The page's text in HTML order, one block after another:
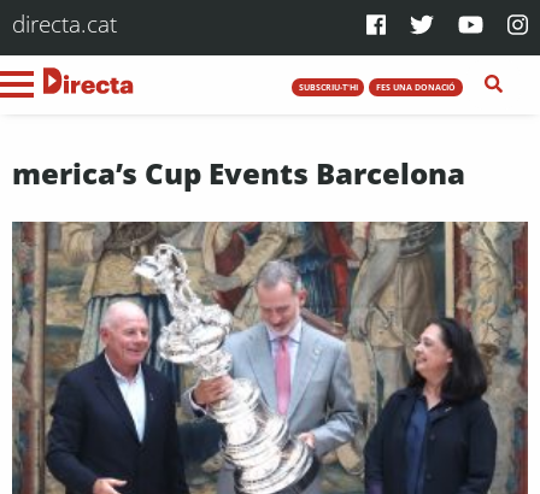
directa.cat
SUBSCRIU-T'HI FES UNA DONACIÓ
merica’s Cup Events Barcelona